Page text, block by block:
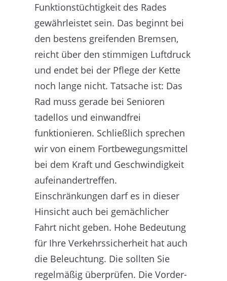
Funktionstüchtigkeit des Rades
gewährleistet sein. Das beginnt bei
den bestens greifenden Bremsen,
reicht über den stimmigen Luftdruck
und endet bei der Pflege der Kette
noch lange nicht. Tatsache ist: Das
Rad muss gerade bei Senioren
tadellos und einwandfrei
funktionieren. Schließlich sprechen
wir von einem Fortbewegungsmittel
bei dem Kraft und Geschwindigkeit
aufeinandertreffen.
Einschränkungen darf es in dieser
Hinsicht auch bei gemächlicher
Fahrt nicht geben. Hohe Bedeutung
für Ihre Verkehrssicherheit hat auch
die Beleuchtung. Die sollten Sie
regelmäßig überprüfen. Die Vorder-